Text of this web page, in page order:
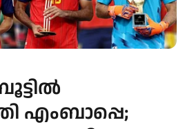
എംബാപ്പെ;